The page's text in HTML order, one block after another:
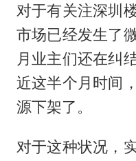
对于有关注深圳
市场已经发生了
月业主们还在纠
近这半个月时间
源下架了。
对于这种状况，